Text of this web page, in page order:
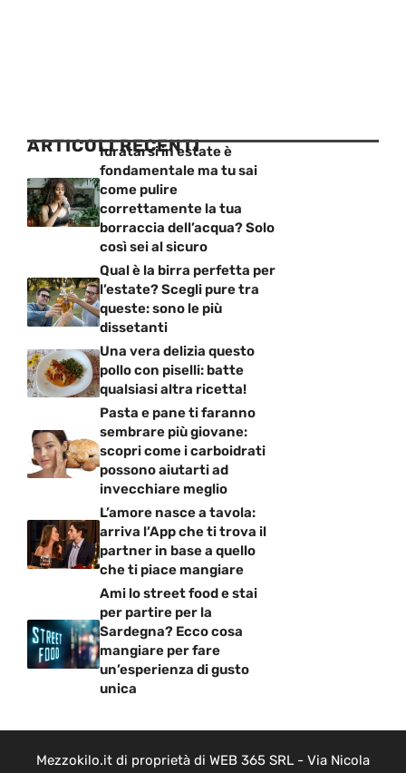
ARTICOLI RECENTI
Idratarsi in estate è
fondamentale ma tu sai
come pulire
correttamente la tua
borraccia dell’acqua? Solo
così sei al sicuro
Qual è la birra perfetta per
l’estate? Scegli pure tra
queste: sono le più
dissetanti
Una vera delizia questo
pollo con piselli: batte
qualsiasi altra ricetta!
Pasta e pane ti faranno
sembrare più giovane:
scopri come i carboidrati
possono aiutarti ad
invecchiare meglio
L’amore nasce a tavola:
arriva l’App che ti trova il
partner in base a quello
che ti piace mangiare
Ami lo street food e stai
per partire per la
Sardegna? Ecco cosa
mangiare per fare
un’esperienza di gusto
unica
Mezzokilo.it di proprietà di WEB 365 SRL - Via Nicola